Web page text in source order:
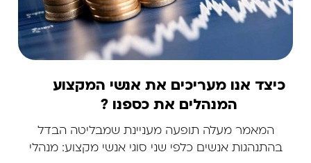
כיצד אנו מעריכים את אנשי המקצוע
המנהלים את כספנו ?
המאמר מעלה תופעה מעניינת שמבליטה הבדל
בהתנהגות אנשים כלפי שני סוגי אנשי מקצוע: מנהלי